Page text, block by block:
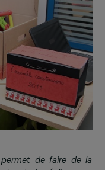
RAJA !
organisé au
étaient
et